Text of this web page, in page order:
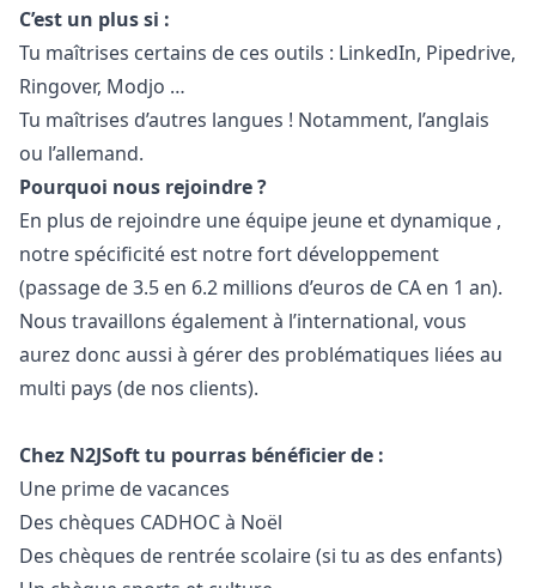
C’est un plus si :
Tu maîtrises certains de ces outils : LinkedIn, Pipedrive,
Ringover, Modjo …
Tu maîtrises d’autres langues ! Notamment, l’anglais
ou l’allemand.
Pourquoi nous rejoindre ?
En plus de rejoindre une équipe jeune et dynamique ,
notre spécificité est notre fort développement
(passage de 3.5 en 6.2 millions d’euros de CA en 1 an).
Nous travaillons également à l’international, vous
aurez donc aussi à gérer des problématiques liées au
multi pays (de nos clients).
Chez N2JSoft tu pourras bénéficier de :
Une prime de vacances
Des chèques CADHOC à Noël
Des chèques de rentrée scolaire (si tu as des enfants)